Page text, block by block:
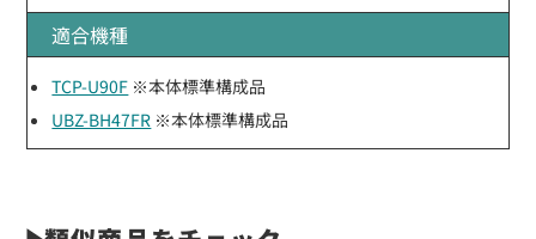
適合機種
TCP-U90F ※本体標準構成品
UBZ-BH47FR ※本体標準構成品